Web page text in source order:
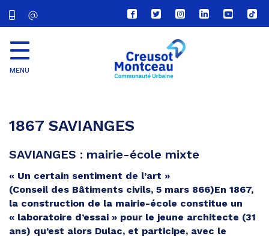
Lien
vers
compte
Facebook
Lien
vers
compte
Twitter
Lien
vers
le
compte
Lien
vers
Lien
vers
Lien
vers
MENU
1867 SAVIANGES
SAVIANGES : mairie-école mixte
« Un certain sentiment de l’art »
(Conseil des Bâtiments civils, 5 mars 866)En 1867,
la construction de la mairie-école constitue un
« laboratoire d’essai » pour le jeune architecte (31
ans) qu’est alors Dulac, et participe, avec le